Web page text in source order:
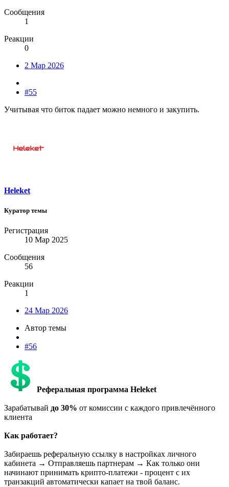
Сообщения
1
Реакции
0
2 Мар 2026
#55
Учитывая что биток падает можно немного и закупить.
Heleket
Куратор темы
Регистрация
10 Мар 2025
Сообщения
56
Реакции
1
24 Мар 2026
Автор темы
#56
Реферальная программа Heleket
Зарабатывай до 30% от комиссии с каждого привлечённого
клиента
Как работает?
Забираешь реферальную ссылку в настройках личного
кабинета → Отправляешь партнерам → Как только они
начинают принимать крипто-платежи - процент с их
транзакций автоматически капает на твой баланс.